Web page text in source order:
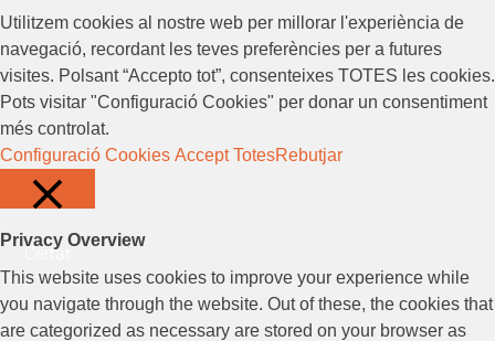
Utilitzem cookies al nostre web per millorar l'experiència de
navegació, recordant les teves preferències per a futures
visites. Polsant “Accepto tot”, consenteixes TOTES les cookies.
Pots visitar "Configuració Cookies" per donar un consentiment
més controlat.
Configuració Cookies Accept TotesRebutjar
Cerrar
Privacy Overview
This website uses cookies to improve your experience while
you navigate through the website. Out of these, the cookies that
are categorized as necessary are stored on your browser as